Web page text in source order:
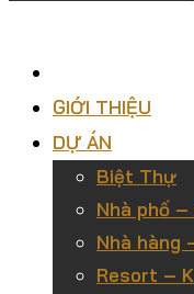
GIỚI THIỆU
DỰ ÁN
Biệt Thự
Nhà phố
Nhà hàng
Resort –